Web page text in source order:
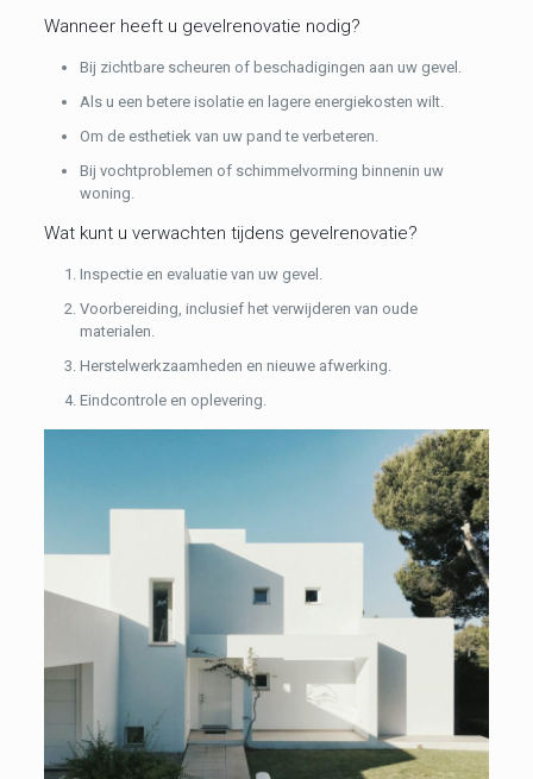
Wanneer heeft u gevelrenovatie nodig?
Bij zichtbare scheuren of beschadigingen aan uw gevel.
Als u een betere isolatie en lagere energiekosten wilt.
Om de esthetiek van uw pand te verbeteren.
Bij vochtproblemen of schimmelvorming binnenin uw
woning.
Wat kunt u verwachten tijdens gevelrenovatie?
Inspectie en evaluatie van uw gevel.
Voorbereiding, inclusief het verwijderen van oude
materialen.
Herstelwerkzaamheden en nieuwe afwerking.
Eindcontrole en oplevering.